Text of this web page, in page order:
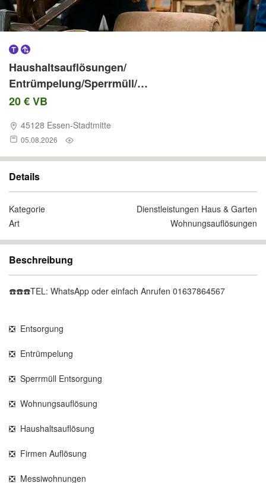
Haushaltsauflösungen/
Entrümpelung/Sperrmüll/
Entsorgung/Keller/Schrott Abholung
20 € VB
45128 Essen-Stadtmitte
05.08.2026
Details
Kategorie
Dienstleistungen Haus & Garten
Art
Wohnungsauflösungen
Beschreibung
☎️☎️☎️TEL: WhatsApp oder einfach Anrufen 01637864567
❎ Entsorgung
❎ Entrümpelung
❎ Sperrmüll Entsorgung
❎ Wohnungsauflösung
❎ Haushaltsauflösung
❎ Firmen Auflösung
❎ Messiwohnungen